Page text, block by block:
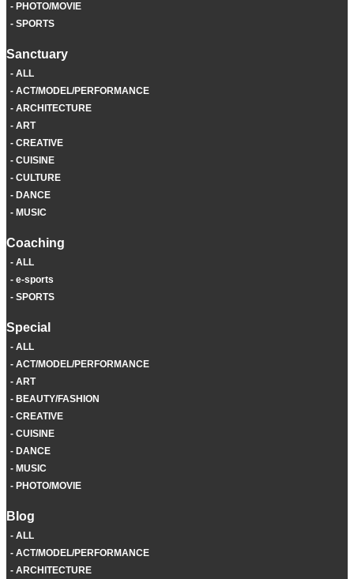
PHOTO/MOVIE
SPORTS
Sanctuary
ALL
ACT/MODEL/PERFORMANCE
ARCHITECTURE
ART
CREATIVE
CUISINE
CULTURE
DANCE
MUSIC
Coaching
ALL
e-sports
SPORTS
Special
ALL
ACT/MODEL/PERFORMANCE
ART
BEAUTY/FASHION
CREATIVE
CUISINE
DANCE
MUSIC
PHOTO/MOVIE
Blog
ALL
ACT/MODEL/PERFORMANCE
ARCHITECTURE